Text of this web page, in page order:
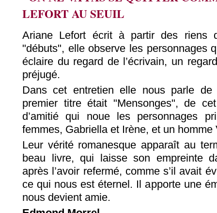
LEFORT AU SEUIL
Ariane Lefort écrit à partir des riens
"débuts", elle observe les personnages
éclaire du regard de l’écrivain, un
préjugé.
Dans cet entretien elle nous parle
premier titre était "Mensonges", de
d’amitié qui noue les personnages
femmes, Gabriella et Irène, et un homme
Leur vérité romanesque apparaît au
beau livre, qui laisse son empreinte
après l’avoir refermé, comme s’il avait
ce qui nous est éternel. Il apporte une
nous devient amie.